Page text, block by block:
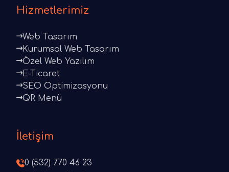
Hizmetlerimiz
Web Tasarım
Kurumsal Web Tasarım
Özel Web Yazılım
E-Ticaret
SEO Optimizasyonu
QR Menü
İletişim
0 (532) 770 46 23